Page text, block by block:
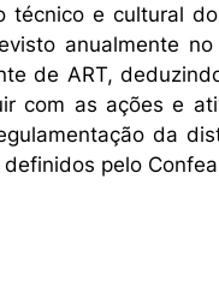
técnico e cultural
anualmente
de ART,
com as ações e
da
pelo